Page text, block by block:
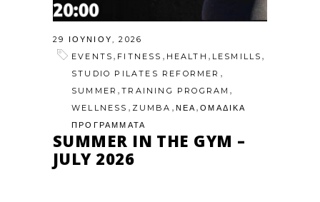
29 ΙΟΥΝΊΟΥ, 2026
EVENTS , FITNESS , HEALTH , LESMILLS ,
STUDIO PILATES REFORMER ,
SUMMER ,TRAINING PROGRAM ,
WELLNESS , ZUMBA , ΝΕΑ,ΟΜΑΔΙΚΑ
ΠΡΟΓΡΑΜΜΑΤΑ
SUMMER IN THE GYM –
JULY 2026